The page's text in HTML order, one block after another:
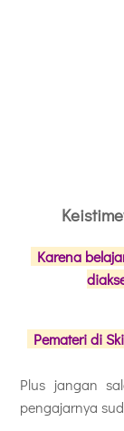
Karena
Pemateri di
Plus jangan
pengajarnya